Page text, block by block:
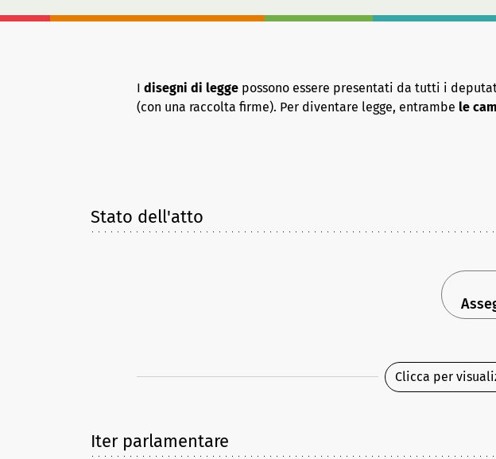
I disegni di legge possono essere presentati da tutti i
(con una raccolta firme). Per diventare legge, entrambe le
Stato dell'atto
Clicca per
Iter parlamentare